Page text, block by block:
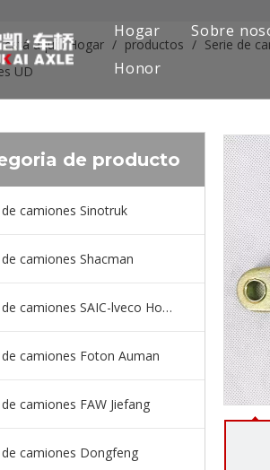
Hogar Sobre
Honor
aquí: Hogar / productos / Serie de
UD
de producto
camiones Sinotruk
camiones Shacman
Serie de camiones SAIC-lveco Hongyan
de camiones Foton Auman
camiones FAW Jiefang
de camiones Dongfeng